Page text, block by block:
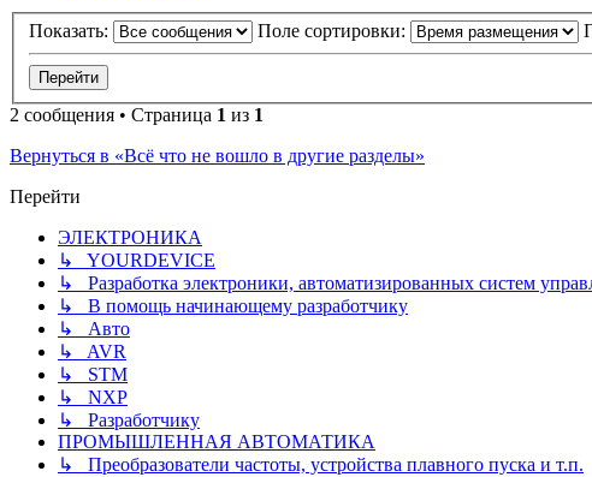
Показать: Поле сортировки:
2 сообщения • Страница 1 из 1
Вернуться в «Всё что не вошло в другие разделы»
Перейти
ЭЛЕКТРОНИКА
↳ YOURDEVICE
↳ Разработка электроники, автоматизированных систем
↳ В помощь начинающему разработчику
↳ Авто
↳ AVR
↳ STM
↳ NXP
↳ Разработчику
ПРОМЫШЛЕННАЯ АВТОМАТИКА
↳ Преобразователи частоты, устройства плавного пуска и т.п.